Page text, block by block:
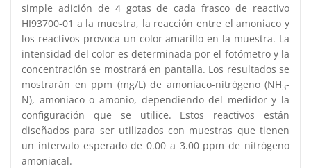
simple adición de 4 gotas de cada frasco de reactivo
HI93700-01 a la muestra, la reacción entre el amoniaco y
los reactivos provoca un color amarillo en la muestra. La
intensidad del color es determinada por el fotómetro y la
concentración se mostrará en pantalla. Los resultados se
mostrarán en ppm (mg/L) de amoníaco-nitrógeno (NH3-
N), amoníaco o amonio, dependiendo del medidor y la
configuración que se utilice. Estos reactivos están
diseñados para ser utilizados con muestras que tienen
un intervalo esperado de 0.00 a 3.00 ppm de nitrógeno
amoniacal.